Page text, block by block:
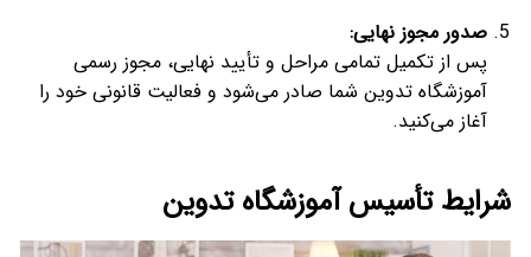
صدور مجوز نهایی:
پس از تکمیل تمامی مراحل و تأیید نهایی، مجوز رسمی
آموزشگاه تدوین شما صادر می‌شود و فعالیت قانونی خود را
آغاز می‌کنید.
شرایط تأسیس آموزشگاه تدوین